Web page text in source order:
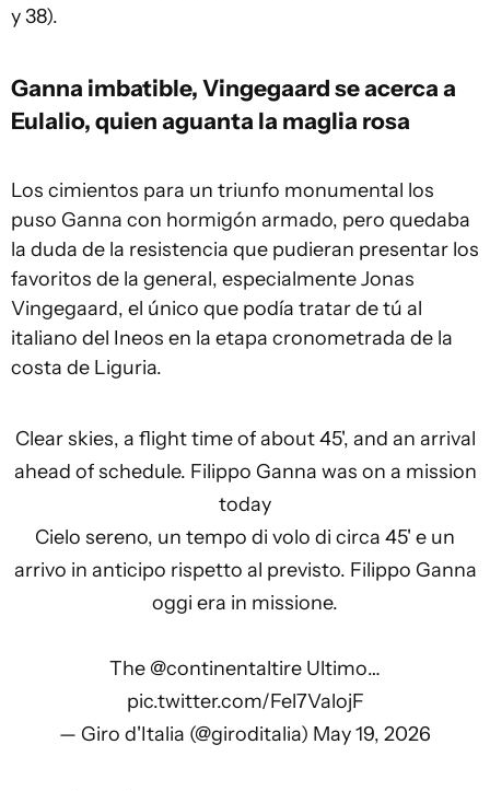
y 38).
Ganna imbatible, Vingegaard se acerca a
Eulalio, quien aguanta la maglia rosa
Los cimientos para un triunfo monumental los
puso Ganna con hormigón armado, pero quedaba
la duda de la resistencia que pudieran presentar los
favoritos de la general, especialmente Jonas
Vingegaard, el único que podía tratar de tú al
italiano del Ineos en la etapa cronometrada de la
costa de Liguria.
Clear skies, a flight time of about 45', and an arrival
ahead of schedule. Filippo Ganna was on a mission
today
Cielo sereno, un tempo di volo di circa 45' e un
arrivo in anticipo rispetto al previsto. Filippo Ganna
oggi era in missione.
The @continentaltire Ultimo…
pic.twitter.com/Fel7ValojF
— Giro d'Italia (@giroditalia) May 19, 2026